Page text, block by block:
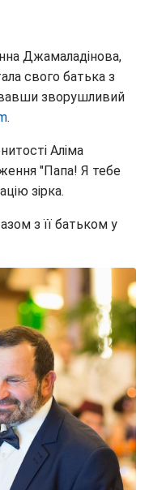
Джамаладінова,
свого батька з
зворушливий
.
Аліма
"Папа! Я тебе
зірка.
з її батьком у